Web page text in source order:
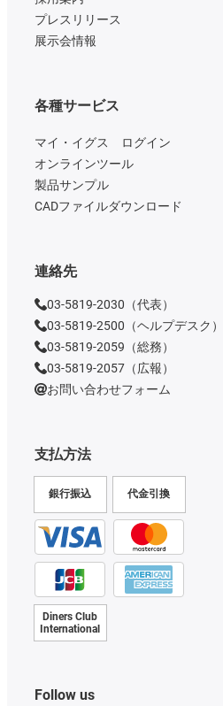
プレスリリース
展示会情報
支払方法
銀行振込 代金引換
Diners Club
International
各種サービス
マイ・イグス ログイン
オンラインツール
製品サンプル
CADファイルダウンロード
連絡先
03-5819-2030（代表）
03-5819-2500（ヘルプデスク）
03-5819-2059（総務）
03-5819-2057（広報）
お問い合わせフォーム
Follow us